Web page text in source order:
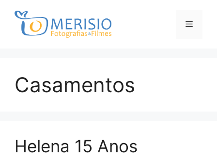
para
Menu
Casamentos
Helena 15 Anos